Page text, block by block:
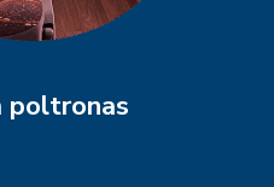
poltronas